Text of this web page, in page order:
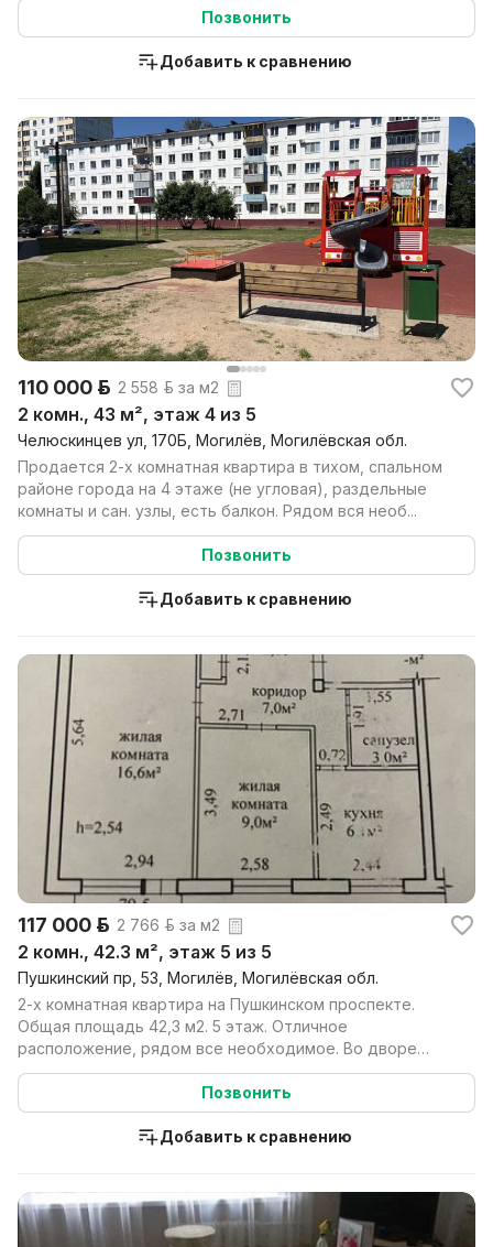
Позвонить
Добавить к сравнению
110 000 р. 2 558 р. за м2
2 комн., 43 м², этаж 4 из 5
Челюскинцев ул, 170Б, Могилёв, Могилёвская обл.
Продается 2-х комнатная квартира в тихом, спальном
районе города на 4 этаже (не угловая), раздельные
комнаты и сан. узлы, есть балкон. Рядом вся необ...
Позвонить
Добавить к сравнению
117 000 р. 2 766 р. за м2
2 комн., 42.3 м², этаж 5 из 5
Пушкинский пр, 53, Могилёв, Могилёвская обл.
2-х комнатная квартира на Пушкинском проспекте.
Общая площадь 42,3 м2. 5 этаж. Отличное
расположение, рядом все необходимое. Во дворе
детский сад, в ...
Позвонить
Добавить к сравнению